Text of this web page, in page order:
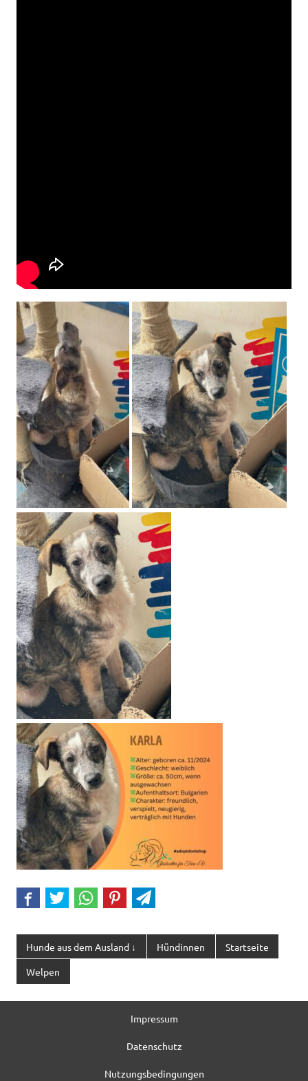
Hunde aus dem Ausland ↓ Hündinnen Startseite
Welpen
Impressum
Datenschutz
Nutzungsbedingungen